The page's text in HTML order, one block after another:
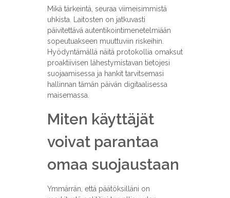
Mikä tärkeintä, seuraa viimeisimmistä
uhkista. Laitosten on jatkuvasti
päivitettävä autentikointimenetelmiään
sopeutuakseen muuttuviin riskeihin.
Hyödyntämällä näitä protokollia omaksut
proaktiivisen lähestymistavan tietojesi
suojaamisessa ja hankit tarvitsemasi
hallinnan tämän päivän digitaalisessa
maisemassa.
Miten käyttäjät
voivat parantaa
omaa suojaustaan
Ymmärrän, että päätöksilläni on